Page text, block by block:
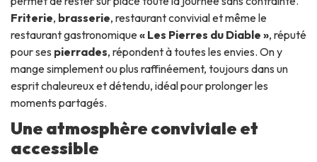
Friterie, brasserie, restaurant convivial et même le
restaurant gastronomique« Les Pierres du Diable », réputé
pour ses pierrades, répondent à toutes les envies. On y
mange simplement ou plus raffinée­ment, toujours dans un
esprit chaleureux et détendu, idéal pour prolonger les
moments partagés.
Une atmosphère conviviale et
accessible